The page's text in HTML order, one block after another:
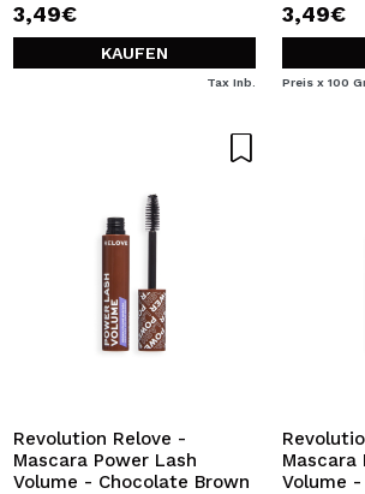
3,49€
KAUFEN
Tax Inb.
3,49€
Preis x 100
Revolution Relove -
Mascara Power Lash
Volume - Chocolate Brown
Mascara
Volume -